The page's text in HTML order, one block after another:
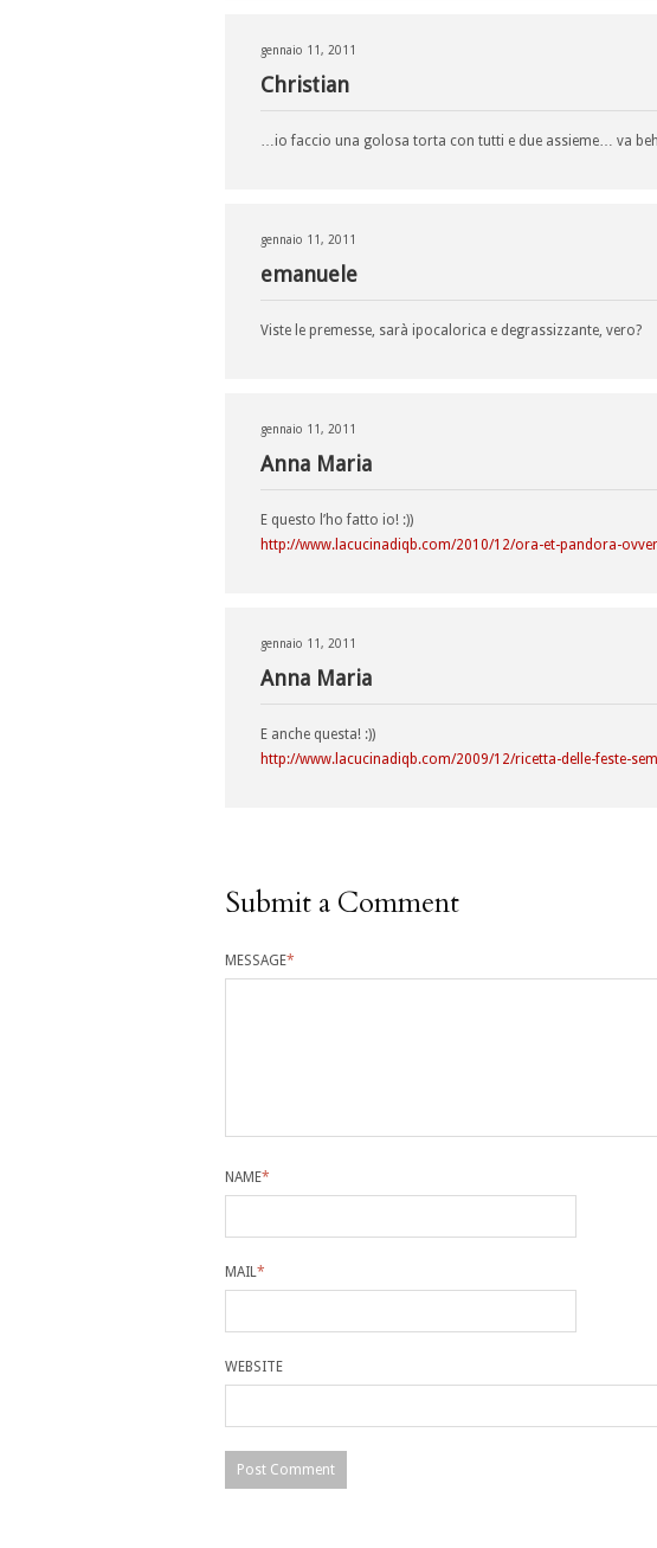
gennaio 11, 2011
Christian
…io faccio una golosa torta con tutti e due assieme… va
gennaio 11, 2011
emanuele
Viste le premesse, sarà ipocalorica e degrassizzante, vero?
gennaio 11, 2011
Anna Maria
E questo l’ho fatto io! :))
http://www.lacucinadiqb.com/2010/12/ora-et-pandora-
gennaio 11, 2011
Anna Maria
E anche questa! :))
http://www.lacucinadiqb.com/2009/12/ricetta-delle-feste-
Submit a Comment
MESSAGE*
NAME*
MAIL*
WEBSITE